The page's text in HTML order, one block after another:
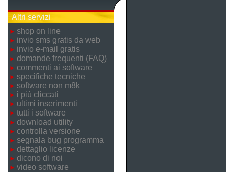
Altri servizi
shop on line
invio sms gratis da web
invio e-mail gratis
domande frequenti (FAQ)
commenti ai software
specifiche tecniche
software non m8k
i più cliccati
ultimi inserimenti
tutti i software
download utility
controlla versione
segnala bug programma
dettaglio licenze
dicono di noi
video software